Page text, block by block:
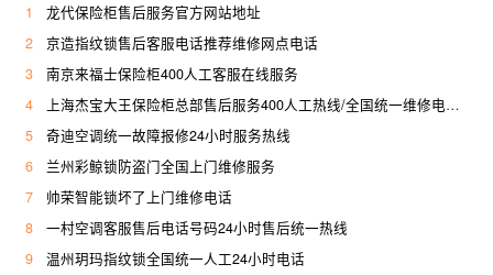
1
龙代保险柜售后服务官方网站地址
2
京造指纹锁售后客服电话推荐维修网点电话
3
南京来福士保险柜400人工客服在线服务
4
上海杰宝大王保险柜总部售后服务400人工热线/全国统一维修电话是多少
5
奇迪空调统一故障报修24小时服务热线
6
兰州彩鲸锁防盗门全国上门维修服务
7
帅荣智能锁坏了上门维修电话
8
一村空调客服售后电话号码24小时售后统一热线
9
温州玥玛指纹锁全国统一人工24小时电话